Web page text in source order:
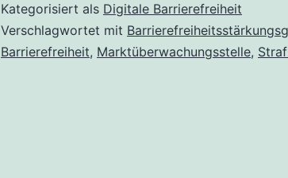
Kategorisiert als Digitale Barrierefreiheit
Verschlagwortet mit
Barrierefreiheit, Marktüberwachungsstelle,